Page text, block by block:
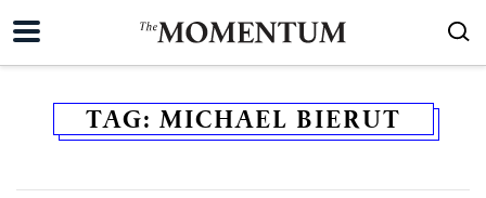
TAG: MICHAEL BIERUT